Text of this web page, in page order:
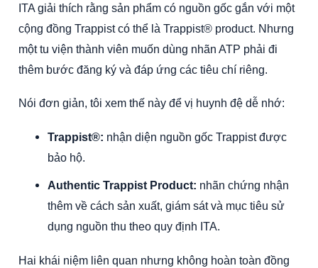
ITA giải thích rằng sản phẩm có nguồn gốc gắn với một
cộng đồng Trappist có thể là Trappist® product. Nhưng
một tu viện thành viên muốn dùng nhãn ATP phải đi
thêm bước đăng ký và đáp ứng các tiêu chí riêng.
Nói đơn giản, tôi xem thế này để vị huynh đệ dễ nhớ:
Trappist®: nhận diện nguồn gốc Trappist được
bảo hộ.
Authentic Trappist Product: nhãn chứng nhận
thêm về cách sản xuất, giám sát và mục tiêu sử
dụng nguồn thu theo quy định ITA.
Hai khái niệm liên quan nhưng không hoàn toàn đồng